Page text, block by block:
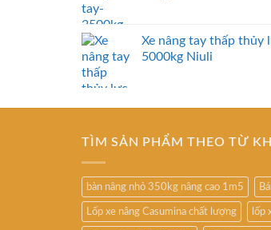
Xe nâng tay thấp thủy
5000kg Niuli
TÌM SẢN PHẨM THEO TỪ
bàn nâng nhỏ 350kg nâng cao 1m5
Lốp xe nâng Casumina chất lượng lốp